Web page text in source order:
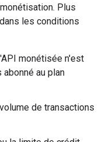
Plus
les conditions
monétisée n'est
au plan
de transactions